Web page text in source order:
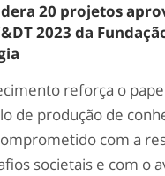
20 projetos
2023 da
reforça o
de produção de
com a
societais e com o